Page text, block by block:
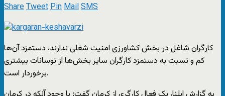
ShareTweetPinMailSMS
کارگران شاغل در بخش کشاورزی امنیت شغلی ندارند، دستمزد آن‌ها
كم و نسبت به دستمزد كارگران سایر بخش‌ها از نوسانات بیشتری
برخوردار است.